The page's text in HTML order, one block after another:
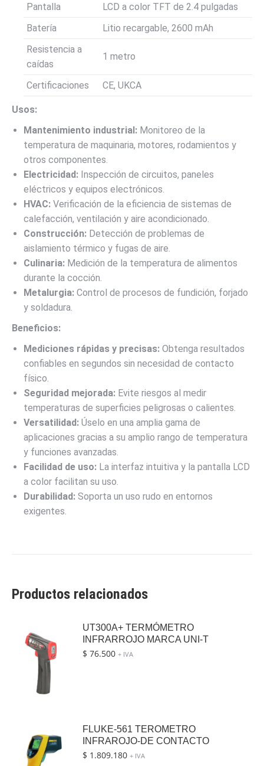
Pantalla
LCD a color TFT de 2.4 pulgadas
Batería
Litio recargable, 2600 mAh
Resistencia a
caídas
1 metro
Certificaciones CE, UKCA
Usos:
Mantenimiento industrial: Monitoreo de la
temperatura de maquinaria, motores, rodamientos y
otros componentes.
Electricidad: Inspección de circuitos, paneles
eléctricos y equipos electrónicos.
HVAC: Verificación de la eficiencia de sistemas de
calefacción, ventilación y aire acondicionado.
Construcción: Detección de problemas de
aislamiento térmico y fugas de aire.
Culinaria: Medición de la temperatura de alimentos
durante la cocción.
Metalurgia: Control de procesos de fundición, forjado
y soldadura.
Beneficios:
Mediciones rápidas y precisas: Obtenga resultados
confiables en segundos sin necesidad de contacto
físico.
Seguridad mejorada: Evite riesgos al medir
temperaturas de superficies peligrosas o calientes.
Versatilidad: Úselo en una amplia gama de
aplicaciones gracias a su amplio rango de temperatura
y funciones avanzadas.
Facilidad de uso: La interfaz intuitiva y la pantalla LCD
a color facilitan su uso.
Durabilidad: Soporta un uso rudo en entornos
exigentes.
Productos relacionados
UT300A+ TERMÓMETRO
INFRARROJO MARCA UNI-T
$ 76.500 + IVA
FLUKE-561 TEROMETRO
INFRAROJO-DE CONTACTO
$ 1.809.180 + IVA